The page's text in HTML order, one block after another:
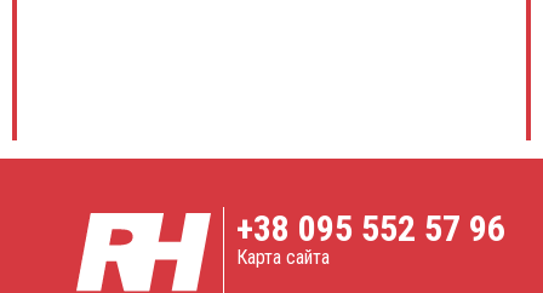
+38 095 552 57 96
Карта сайта